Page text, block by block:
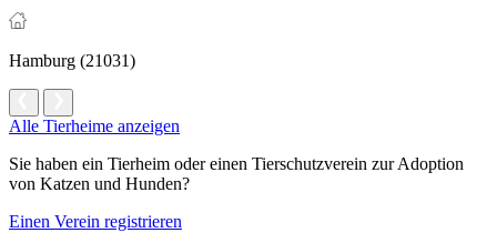
Hamburg (21031)
Alle Tierheime anzeigen
Sie haben ein Tierheim oder einen Tierschutzverein zur Adoption
von Katzen und Hunden?
Einen Verein registrieren